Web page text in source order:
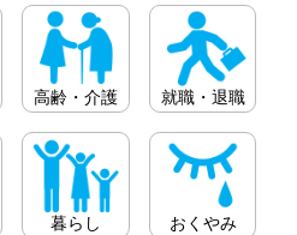
高齢・介護 就職・退職
暮らし おくやみ